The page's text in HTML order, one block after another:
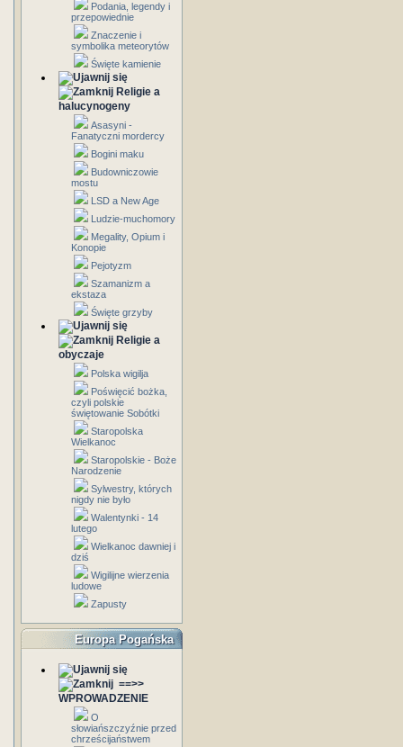
Podania, legendy i
przepowiednie
Znaczenie i
symbolika meteorytów
Święte kamienie
Religie a
halucynogeny
Asasyni -
Fanatyczni mordercy
Bogini maku
Budowniczowie
mostu
LSD a New Age
Ludzie-muchomory
Megality, Opium i
Konopie
Pejotyzm
Szamanizm a
ekstaza
Święte grzyby
Religie a
obyczaje
Polska wigilja
Poświęcić bożka,
czyli polskie
świętowanie Sobótki
Staropolska
Wielkanoc
Staropolskie - Boże
Narodzenie
Sylwestry, których
nigdy nie było
Walentynki - 14
lutego
Wielkanoc dawniej i
dziś
Wigilijne wierzenia
ludowe
Zapusty
Europa Pogańska
==>>
WPROWADZENIE
O
słowiańszczyźnie przed
chrześcijaństwem